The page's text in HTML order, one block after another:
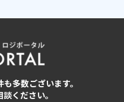
多数ございます。
ください。